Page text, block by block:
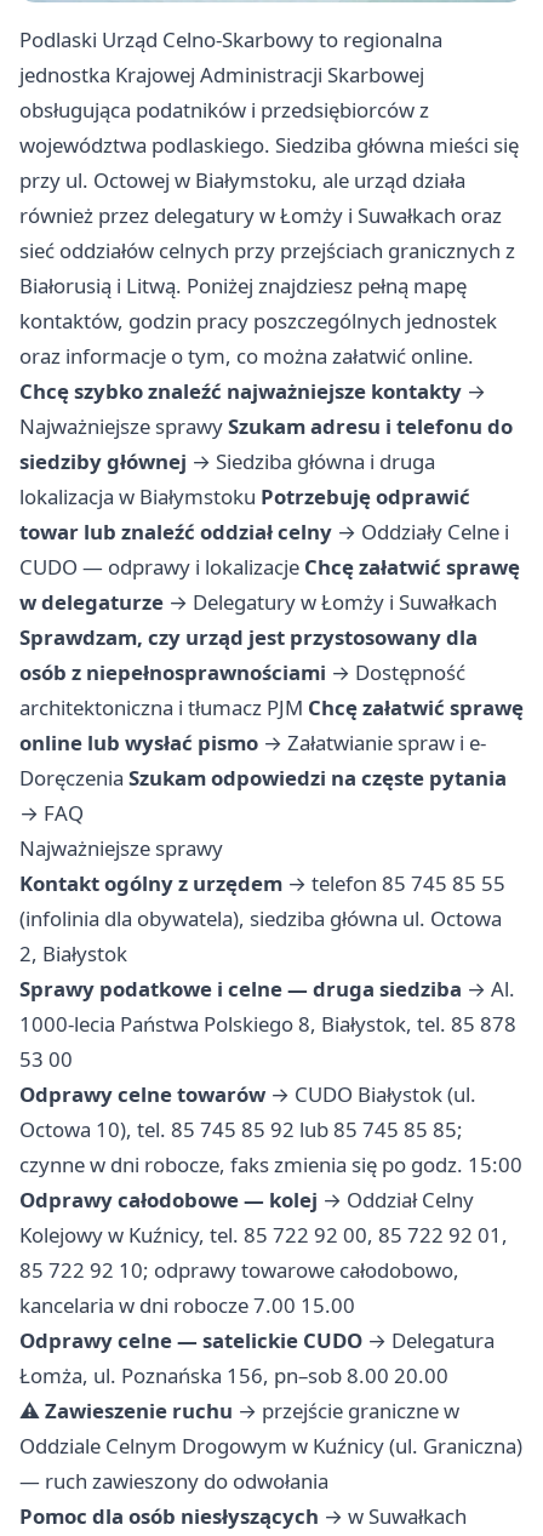
Podlaski Urząd Celno-Skarbowy to regionalna
jednostka Krajowej Administracji Skarbowej
obsługująca podatników i przedsiębiorców z
województwa podlaskiego. Siedziba główna mieści się
przy ul. Octowej w Białymstoku, ale urząd działa
również przez delegatury w Łomży i Suwałkach oraz
sieć oddziałów celnych przy przejściach granicznych z
Białorusią i Litwą. Poniżej znajdziesz pełną mapę
kontaktów, godzin pracy poszczególnych jednostek
oraz informacje o tym, co można załatwić online.
Chcę szybko znaleźć najważniejsze kontakty →
Najważniejsze sprawySzukam adresu i telefonu do
siedziby głównej → Siedziba główna i druga
lokalizacja w Białymstoku Potrzebuję odprawić
towar lub znaleźć oddział celny → Oddziały Celne i
CUDO — odprawy i lokalizacje Chcę załatwić sprawę
w delegaturze → Delegatury w Łomży i Suwałkach
Sprawdzam, czy urząd jest przystosowany dla
osób z niepełnosprawnościami → Dostępność
architektoniczna i tłumacz PJM Chcę załatwić sprawę
online lub wysłać pismo → Załatwianie spraw i e-
Doręczenia Szukam odpowiedzi na częste pytania
→ FAQ
Najważniejsze sprawy
Kontakt ogólny z urzędem → telefon 85 745 85 55
(infolinia dla obywatela), siedziba główna ul. Octowa
2, Białystok
Sprawy podatkowe i celne — druga siedziba → Al.
1000-lecia Państwa Polskiego 8, Białystok, tel. 85 878
53 00
Odprawy celne towarów → CUDO Białystok (ul.
Octowa 10), tel. 85 745 85 92 lub 85 745 85 85;
czynne w dni robocze, faks zmienia się po godz. 15:00
Odprawy całodobowe — kolej → Oddział Celny
Kolejowy w Kuźnicy, tel. 85 722 92 00, 85 722 92 01,
85 722 92 10; odprawy towarowe całodobowo,
kancelaria w dni robocze 7.00 15.00
Odprawy celne — satelickie CUDO → Delegatura
Łomża, ul. Poznańska 156, pn–sob 8.00 20.00
⚠️ Zawieszenie ruchu → przejście graniczne w
Oddziale Celnym Drogowym w Kuźnicy (ul. Graniczna)
— ruch zawieszony do odwołania
Pomoc dla osób niesłyszących → w Suwałkach